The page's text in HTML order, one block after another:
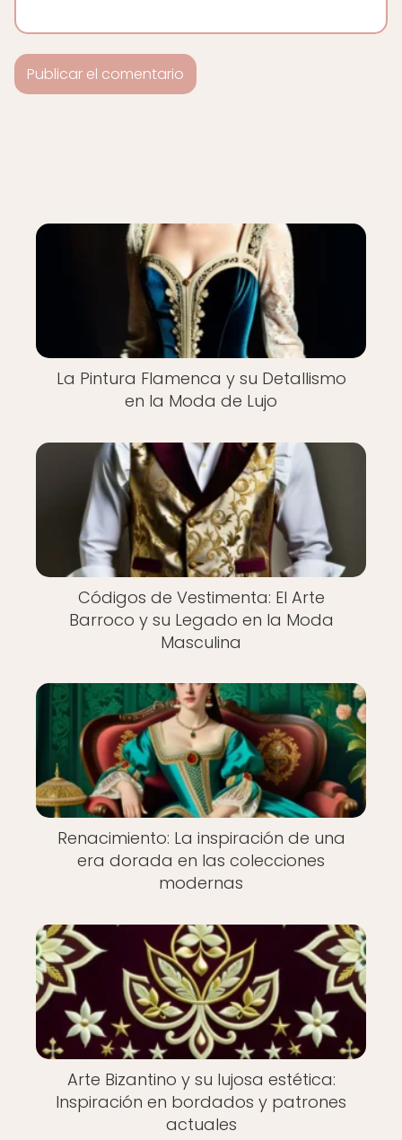
La Pintura Flamenca y su Detallismo
en la Moda de Lujo
Códigos de Vestimenta: El Arte
Barroco y su Legado en la Moda
Masculina
Renacimiento: La inspiración de una
era dorada en las colecciones
modernas
Arte Bizantino y su lujosa estética:
Inspiración en bordados y patrones
actuales